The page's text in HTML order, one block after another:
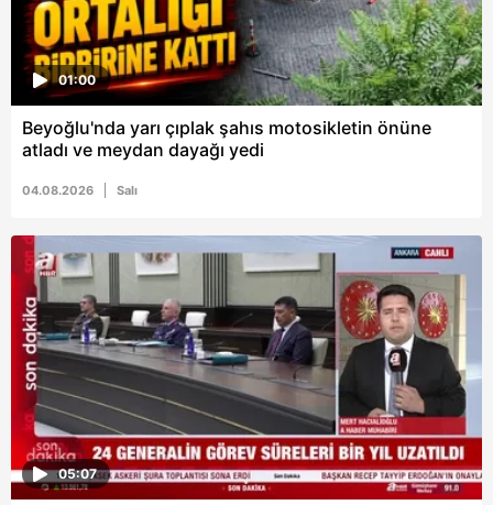
reklam/pazarlama faaliyetlerinin yapılması, amaçlarıyla
sınırlı olarak açık rızanız dahilinde kullanılacaktır.
Çerezlere ilişkin tercihlerinizi aşağıda yer alan panel
vasıtasıyla belirleyebilirsiniz. Çerezlere ilişkin detaylı bilgi
için Ayarlar butonuna tıklayabilir,
hazırlanmış Aydınlatma Metnimizi okumak ve sitemizde
ilgili mevzuata uygun olarak kullanılan çerezlerle ilgili bilgi
almak için lütfentıklayınız.
01:00
Beyoğlu'nda yarı çıplak şahıs motosikletin önüne
atladı ve meydan dayağı yedi
04.08.2026 Salı
05:07